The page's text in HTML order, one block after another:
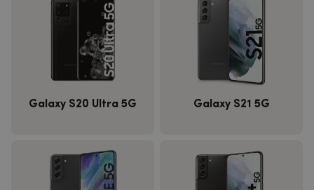
Galaxy S20 Ultra 5G Galaxy S21 5G